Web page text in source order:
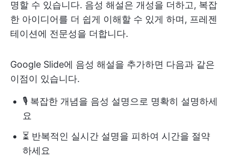
명할 수 있습니다. 음성 해설은 개성을 더하고, 복잡
한 아이디어를 더 쉽게 이해할 수 있게 하며, 프레젠
테이션에 전문성을 더합니다.
Google Slide에 음성 해설을 추가하면 다음과 같은
이점이 있습니다.
🎙️ 복잡한 개념을 음성 설명으로 명확히 설명하세
요
⏳ 반복적인 실시간 설명을 피하여 시간을 절약
하세요